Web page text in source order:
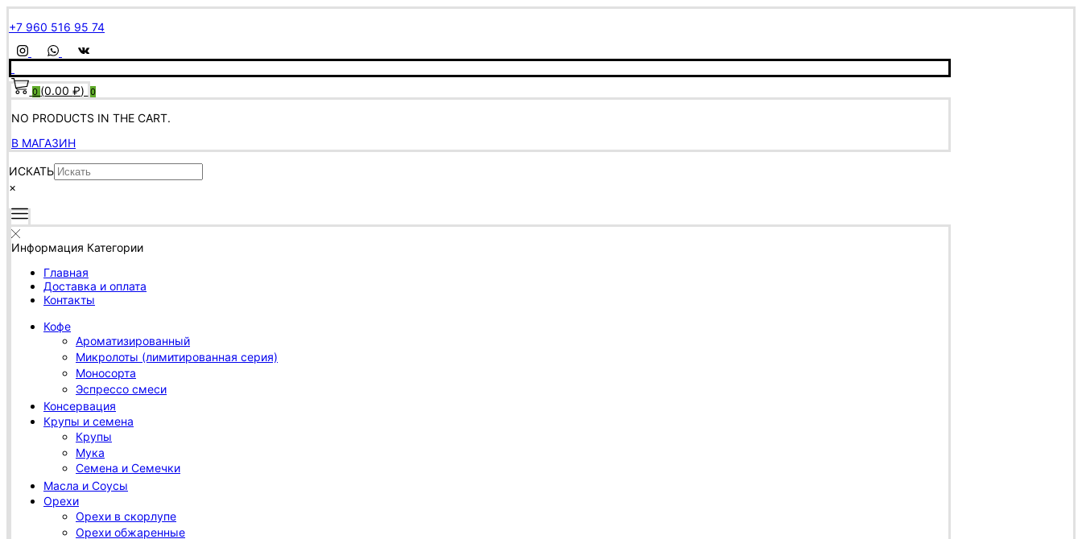
+7 960 516 95 74
0 (0.00₽) 0
NO PRODUCTS IN THE CART.
В МАГАЗИН
ИСКАТЬ
×
Информация Категории
Главная
Доставка и оплата
Контакты
Кофе
Ароматизированный
Микролоты (лимитированная серия)
Моносорта
Эспрессо смеси
Консервация
Крупы и семена
Крупы
Мука
Семена и Семечки
Масла и Соусы
Орехи
Орехи в скорлупе
Орехи обжаренные